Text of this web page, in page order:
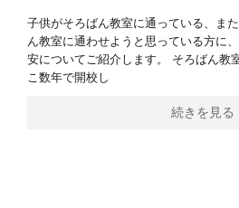
子供がそろばん教室に通っている、ま
ん教室に通わせようと思っている方に
安についてご紹介します。 そろばん教
こ数年で開校し
続きを見る